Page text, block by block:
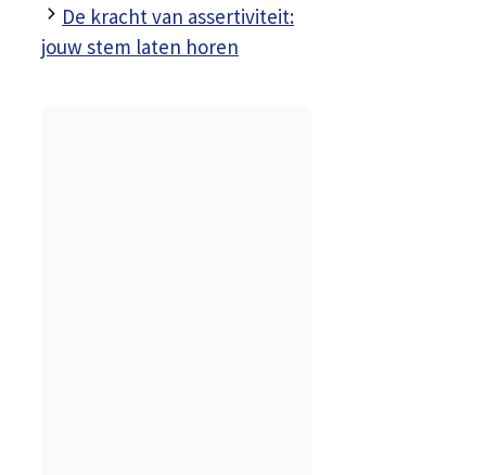
De kracht van assertiviteit:
jouw stem laten horen